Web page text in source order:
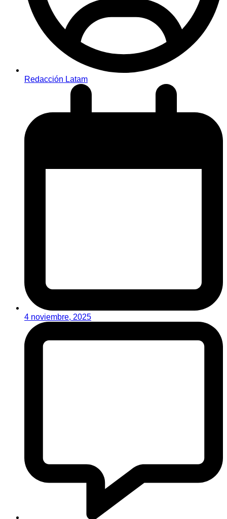
Redacción Latam
4 noviembre, 2025